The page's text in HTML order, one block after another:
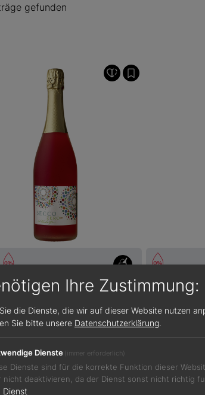
gefunden
6,80 €
Zero rosé alkoholfrei
alkoholfrei
Müller-
Weißwein
Baden
Ihre Zustimmung:
die Dienste, die wir auf dieser Website nutzen
Sie bitte unsere Datenschutzerklärung.
Dienste (immer erforderlich)
Dienste sind für die korrekte Funktion dieser
nicht deaktivieren, da der Dienst sonst nicht richtig
Dienst